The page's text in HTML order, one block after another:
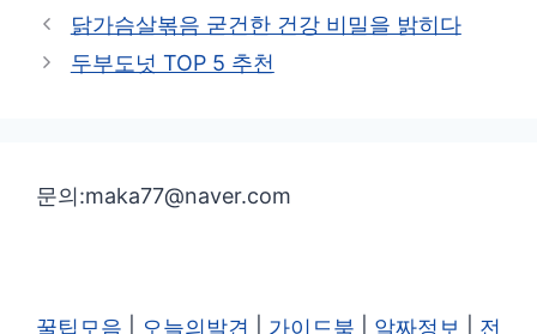
테
리
닭가슴살볶음 굳건한 건강 비밀을 밝히다
두부도넛 TOP 5 추천
문의:maka77@naver.com
꿀팁모음 오늘의발견 가이드북 알짜정보 전